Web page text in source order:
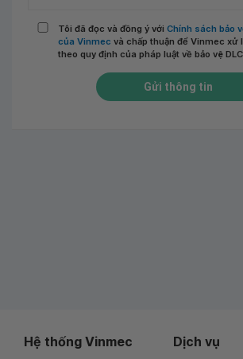
Tôi đã đọc và đồng ý với Chính sách bảo
của Vinmec và chấp thuận để Vinmec xử
theo quy định của pháp luật về bảo vệ
Gửi thông tin
Hệ thống Vinmec Dịch vụ